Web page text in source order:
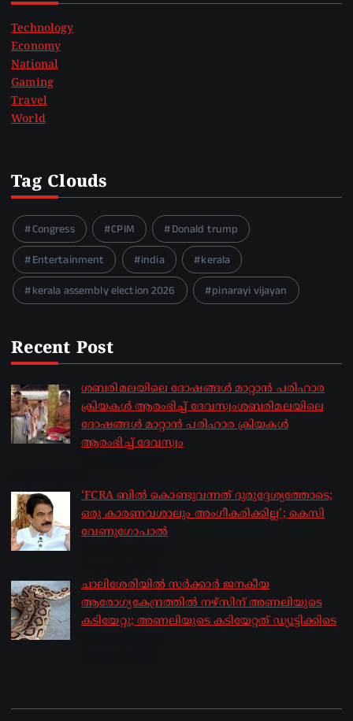
Technology
Economy
National
Gaming
Travel
World
Tag Clouds
Congress CPIM
Donald trump
Entertainment
india
kerala
kerala assembly election 2026
pinarayi vijayan
Recent Post
ശബരിമലയിലെ ദോഷങ്ങൾ മാറ്റാൻ പരിഹാര
ക്രിയകൾ ആരംഭിച്ച് ദേവസ്വംശബരിമലയിലെ
ദോഷങ്ങൾ മാറ്റാൻ പരിഹാര ക്രിയകൾ
ആരംഭിച്ച് ദേവസ്വം
‘FCRA ബിൽ കൊണ്ടുവന്നത് ദുരുദ്ദേശ്യത്തോടെ;
ഒരു കാരണവശാലും അം​ഗീകരിക്കില്ല’; കെസി
വേണു​ഗോപാൽ
ചാലിശേരിയില്‍ സര്‍ക്കാര്‍ ജനകീയ
ആരോഗ്യകേന്ദ്രത്തില്‍ നഴ്സിന് അണലിയുടെ
കടിയേറ്റു; അണലിയുടെ കടിയേറ്റത് ഡ്യൂട്ടിക്കിടെ